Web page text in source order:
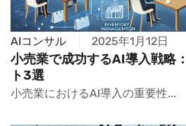
AIコンサル 2025年1月12日
小売業で成功するAI導入戦略
ト3選
小売業におけるAI導入の重要性...